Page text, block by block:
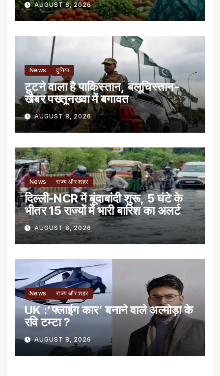
AUGUST 8, 2026
News दुनिया
टूटने वाला है पाकिस्तान, बलूचिस्तान-
खैबर पख्तूनख्वा में बगावत
AUGUST 8, 2026
News राज्य और शहर
दिल्ली-NCR में बूंदाबांदी शुरू, 5 घंटे के
भीतर 15 राज्यों में भारी बारिश का अलर्ट
AUGUST 8, 2026
News राज्य और शहर
UK :’फ्लाइंग कार’ बनाने वाले अल्मोड़ा के
रवि टम्टा ?
AUGUST 8, 2026